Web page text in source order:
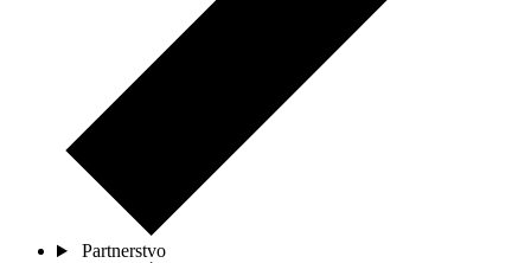
Partnerstvo